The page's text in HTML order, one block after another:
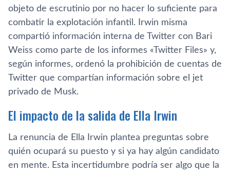
objeto de escrutinio por no hacer lo suficiente para
combatir la explotación infantil. Irwin misma
compartió información interna de Twitter con Bari
Weiss como parte de los informes «Twitter Files» y,
según informes, ordenó la prohibición de cuentas de
Twitter que compartían información sobre el jet
privado de Musk.
El impacto de la salida de Ella Irwin
La renuncia de Ella Irwin plantea preguntas sobre
quién ocupará su puesto y si ya hay algún candidato
en mente. Esta incertidumbre podría ser algo que la